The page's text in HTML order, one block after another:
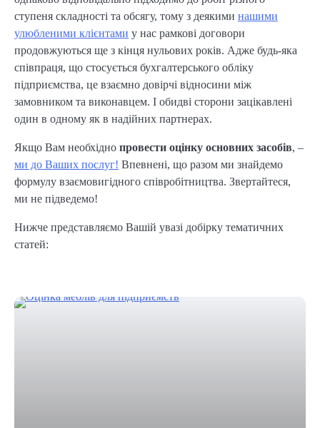
ступеня складності та обсягу, тому з деякими нашими
улюбленими клієнтами у нас рамкові договори
продовжуються ще з кінця нульових років. Адже будь-яка
співпраця, що стосується бухгалтерського обліку
підприємства, це взаємно довірчі відносини між
замовником та виконавцем. І обидві сторони зацікавлені
один в одному як в надійних партнерах.
Якщо Вам необхідно провести оцінку основних засобів, –
ми до Ваших послуг! Впевнені, що разом ми знайдемо
формулу взаємовигідного співробітництва. Звертайтеся,
ми не підведемо!
Нижче представляємо Вашій увазі добірку тематичних
статей: